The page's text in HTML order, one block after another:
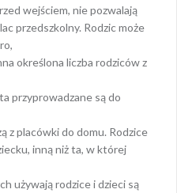
wejściem, nie pozwalają
przedszkolny. Rodzic może
określona liczba rodziców z
przyprowadzane są do
z placówki do domu. Rodzice
inną niż ta, w której
używają rodzice i dzieci są